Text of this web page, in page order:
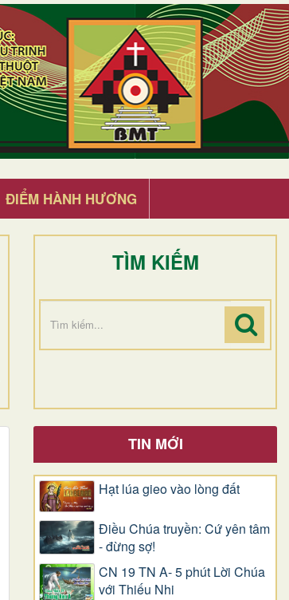
ĐIỂM HÀNH HƯƠNG
TÌM KIẾM
TIN MỚI
Hạt lúa gieo vào lòng đất
Điều Chúa truyền: Cứ yên tâm
- đừng sợ!
CN 19 TN A- 5 phút Lời Chúa
với Thiếu Nhi